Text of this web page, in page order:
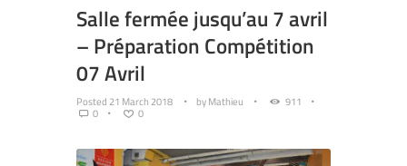
Salle fermée jusqu’au 7 avril
– Préparation Compétition
07 Avril
Posted 21 March 2018 byMathieu
911
0
0